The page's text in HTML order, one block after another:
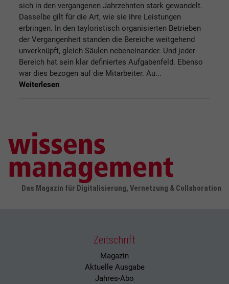
sich in den vergangenen Jahrzehnten stark gewandelt.
Dasselbe gilt für die Art, wie sie ihre Leistungen
erbringen. In den tayloristisch organisierten Betrieben
der Vergangenheit standen die Bereiche weitgehend
unverknüpft, gleich Säulen nebeneinander. Und jeder
Bereich hat sein klar definiertes Aufgabenfeld. Ebenso
war dies bezogen auf die Mitarbeiter. Au...
Weiterlesen
Das Magazin für Digitalisierung, Vernetzung & Collaboration
Zeitschrift
Magazin
Aktuelle Ausgabe
Jahres-Abo